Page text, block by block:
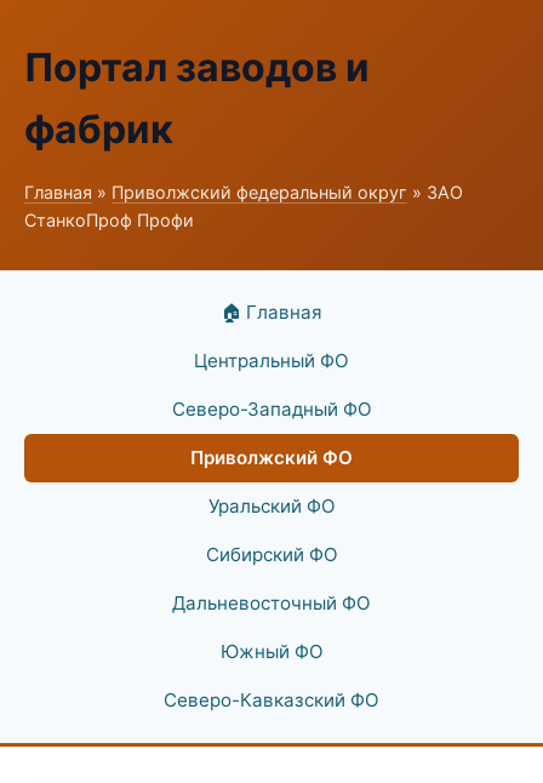
Портал заводов и
фабрик
Главная » Приволжский федеральный округ » ЗАО
СтанкоПроф Профи
🏠 Главная
Центральный ФО
Северо-Западный ФО
Приволжский ФО
Уральский ФО
Сибирский ФО
Дальневосточный ФО
Южный ФО
Северо-Кавказский ФО